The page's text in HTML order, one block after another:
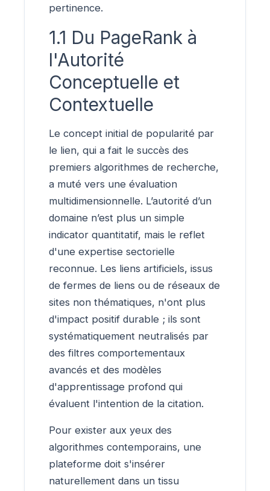
pertinence.
1.1 Du PageRank à
l'Autorité
Conceptuelle et
Contextuelle
Le concept initial de popularité par
le lien, qui a fait le succès des
premiers algorithmes de recherche,
a muté vers une évaluation
multidimensionnelle. L’autorité d’un
domaine n’est plus un simple
indicator quantitatif, mais le reflet
d'une expertise sectorielle
reconnue. Les liens artificiels, issus
de fermes de liens ou de réseaux de
sites non thématiques, n'ont plus
d'impact positif durable ; ils sont
systématiquement neutralisés par
des filtres comportementaux
avancés et des modèles
d'apprentissage profond qui
évaluent l'intention de la citation.
Pour exister aux yeux des
algorithmes contemporains, une
plateforme doit s'insérer
naturellement dans un tissu